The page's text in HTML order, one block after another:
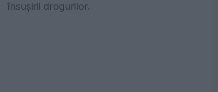
însușirii drogurilor.